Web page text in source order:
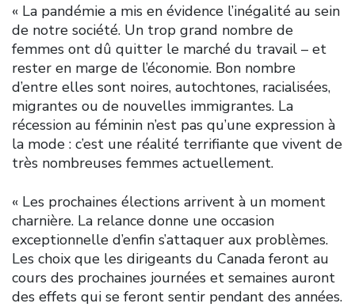
« La pandémie a mis en évidence l’inégalité au sein
de notre société. Un trop grand nombre de
femmes ont dû quitter le marché du travail – et
rester en marge de l’économie. Bon nombre
d’entre elles sont noires, autochtones, racialisées,
migrantes ou de nouvelles immigrantes. La
récession au féminin n’est pas qu’une expression à
la mode : c’est une réalité terrifiante que vivent de
très nombreuses femmes actuellement.
« Les prochaines élections arrivent à un moment
charnière. La relance donne une occasion
exceptionnelle d’enfin s’attaquer aux problèmes.
Les choix que les dirigeants du Canada feront au
cours des prochaines journées et semaines auront
des effets qui se feront sentir pendant des années.